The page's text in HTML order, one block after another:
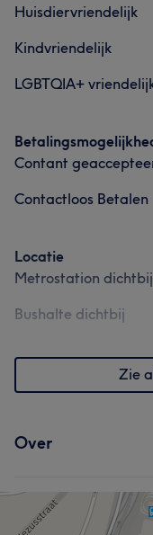
14
Huisdiervriendelijk
Kindvriendelijk
LGBTQIA+
Contant
Contactloos Betalen
Locatie
Metrostation dichtbij
Bushalte dichtbij
Zie
Over